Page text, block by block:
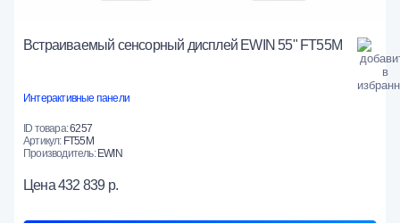
Встраиваемый сенсорный дисплей EWIN 55" FT55M
Интерактивные панели
ID товара:6257
Артикул: FT55M
Производитель: EWIN
Цена432 839 р.